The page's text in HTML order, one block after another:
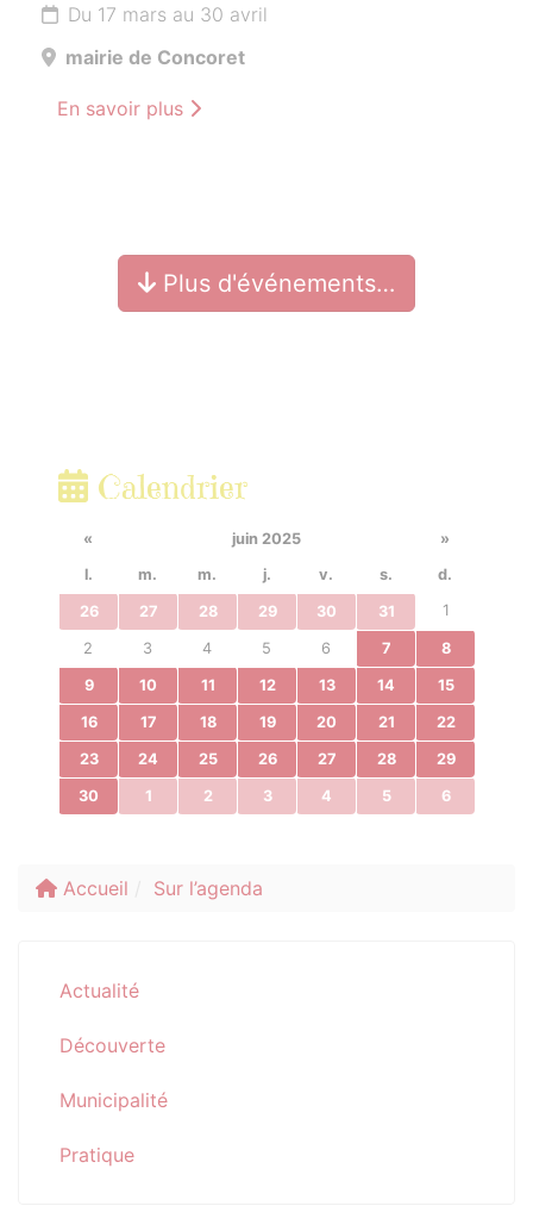
Du 17 mars au 30 avril
mairie de Concoret
En savoir plus
Plus d'événements…
Calendrier
« juin 2025
»
l.
m. m. j. v. s. d.
26 27 28 29 30 31 1
2 3 4 5 6 7 8
9 10 11 12 13 14 15
16 17 18 19 20 21 22
23 24 25 26 27 28 29
30 1 2 3 4 5 6
Accueil Sur l’agenda
Actualité
Découverte
Municipalité
Pratique